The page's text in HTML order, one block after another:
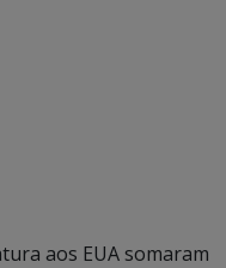
aos EUA somaram